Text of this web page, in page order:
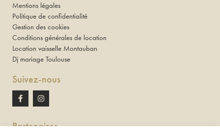
Mentions légales
Politique de confidentialité
Gestion des cookies
Conditions générales de location
Location vaisselle Montauban
Dj mariage Toulouse
Suivez-nous
Partenaires